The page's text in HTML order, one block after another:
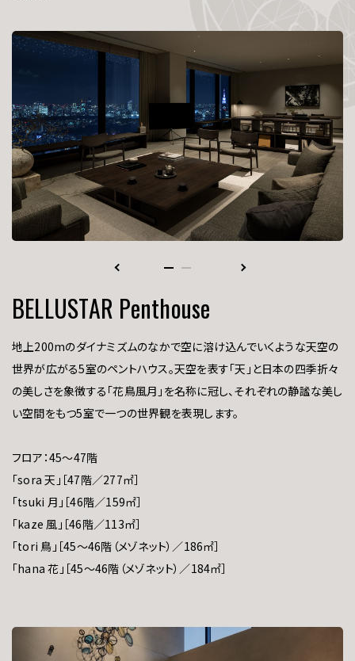
BELLUSTAR Penthouse
地上200mのダイナミズムのなかで空に溶け込んでいくような天空の
世界が広がる5室のペントハウス。天空を表す「天」と日本の四季折々
の美しさを象徴する「花鳥風月」を名称に冠し、それぞれの静謐な美し
い空間をもつ5室で一つの世界観を表現します。
フロア：45～47階
「sora 天」［47階／277㎡］
「tsuki 月」［46階／159㎡］
「kaze 風」［46階／113㎡］
「tori 鳥」［45～46階（メゾネット）／186㎡］
「hana 花」［45～46階（メゾネット）／184㎡］